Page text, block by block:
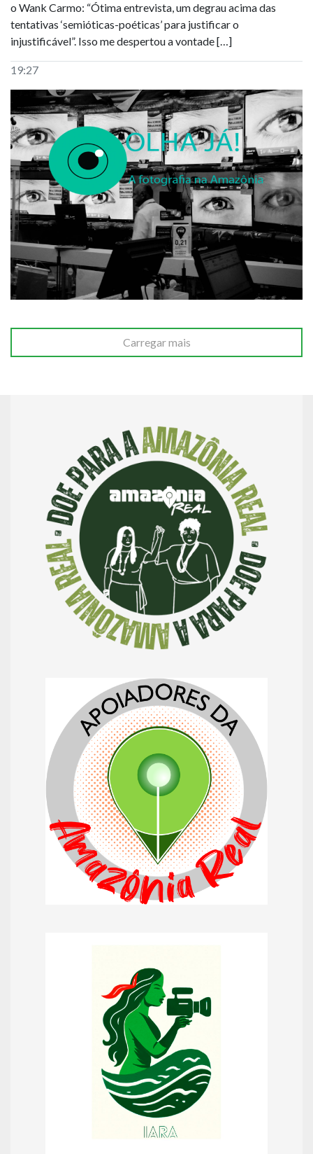
o Wank Carmo: “Ótima entrevista, um degrau acima das
tentativas ‘semióticas-poéticas’ para justificar o
injustificável”. Isso me despertou a vontade […]
19:27
Carregar mais